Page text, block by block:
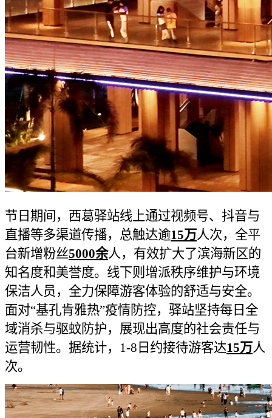
节日期间，西葛驿站线上通过视频号、抖音与
直播等多渠道传播，总触达逾15万人次，全平
台新增粉丝5000余人，有效扩大了滨海新区的
知名度和美誉度。线下则增派秩序维护与环境
保洁人员，全力保障游客体验的舒适与安全。
面对“基孔肯雅热”疫情防控，驿站坚持每日全
域消杀与驱蚊防护，展现出高度的社会责任与
运营韧性。据统计，1-8日约接待游客达15万人
次。